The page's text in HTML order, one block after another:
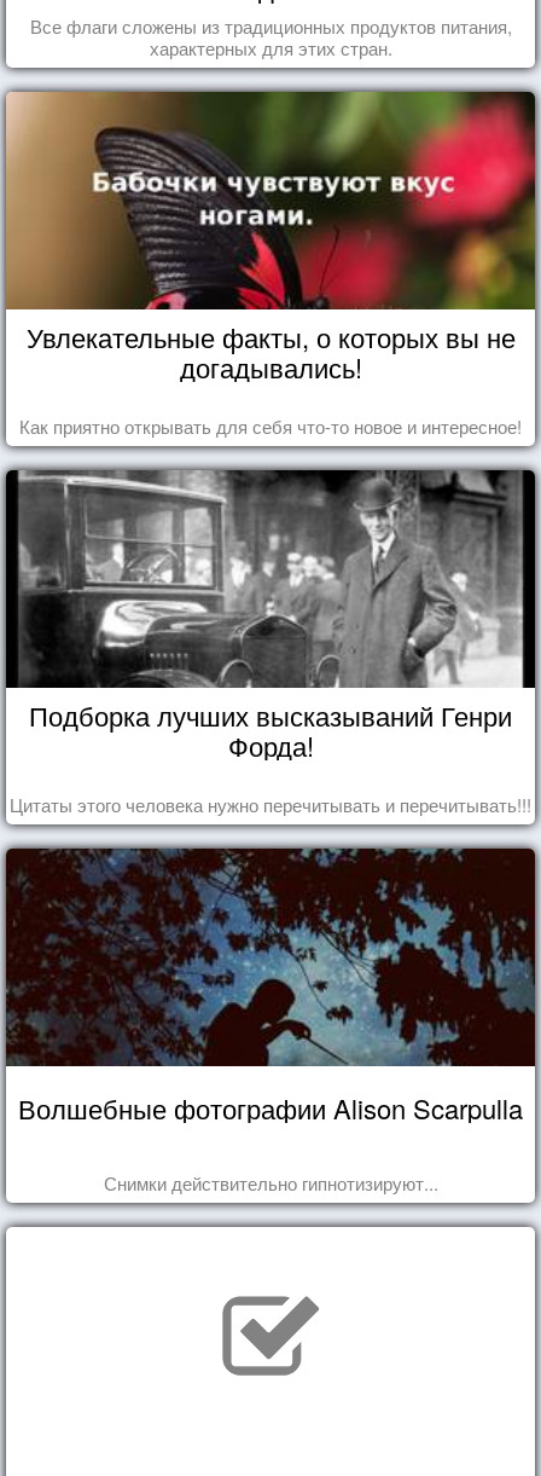
Все флаги сложены из традиционных продуктов питания,
характерных для этих стран.
Увлекательные факты, о которых вы не
догадывались!
Как приятно открывать для себя что-то новое и интересное!
Подборка лучших высказываний Генри
Форда!
Цитаты этого человека нужно перечитывать и перечитывать!!!
Волшебные фотографии Alison Scarpulla
Снимки действительно гипнотизируют...